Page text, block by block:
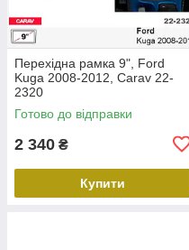
Перехідна рамка 9", Ford
Kuga 2008-2012, Carav 22-
2320
Готово до відправки
2 340 ₴
Купити